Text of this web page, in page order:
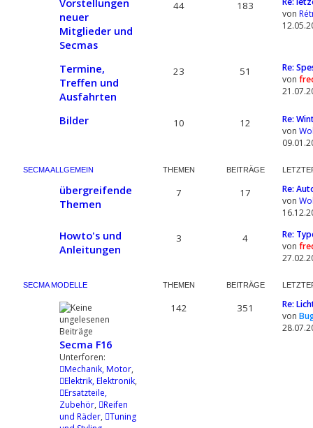
neuer
Mitglieder und
Secmas
44 183
von
Termine,
Treffen und
Ausfahrten
23 51
Re:
von
Bilder 10 12
Re:
von
SECMA ALLGEMEIN THEMEN BEITRÄGE
übergreifende
Themen
7 17
Re:
von
Howto's und
Anleitungen
3 4
Re:
von
SECMA MODELLE THEMEN BEITRÄGE
Secma F16
Unterforen:
Mechanik, Motor,
Elektrik, Elektronik,
Ersatzteile,
Zubehör, Reifen
und Räder, Tuning
142 351
Re:
von